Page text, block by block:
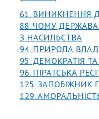
61. ВИНИКНЕННЯ
88. ЧОМУ
З НАСИЛЬСТВА
94. ПРИРОДА
95. ДЕМОКРАТІЯ
96. ПІРАТСЬКА
125. ЗАПОБІЖНИК
129.